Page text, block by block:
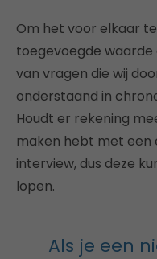
Om het voor elkaar
toegevoegde waarde
van vragen die wij
onderstaand in
Houdt er rekening
maken hebt met een
interview, dus deze
lopen.
Als je een